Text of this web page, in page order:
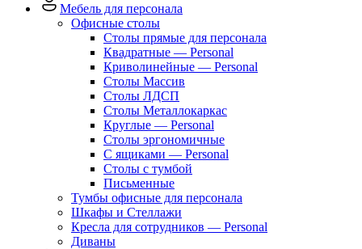
Мебель для персонала
Офисные столы
Столы прямые для персонала
Квадратные — Personal
Криволинейные — Personal
Столы Массив
Столы ЛДСП
Столы Металлокаркас
Круглые — Personal
Столы эргономичные
С ящиками — Personal
Столы с тумбой
Письменные
Тумбы офисные для персонала
Шкафы и Стеллажи
Кресла для сотрудников — Personal
Диваны